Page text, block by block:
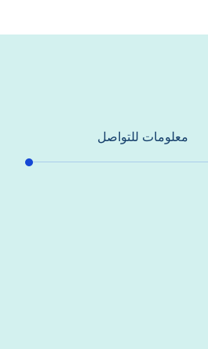
معلومات للتواصل